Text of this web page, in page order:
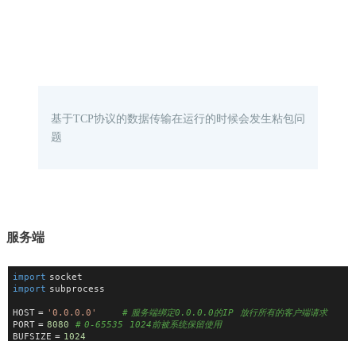
基于TCP协议的数据传输在运行的时候会发生粘包问
题
服务端
import socket
import subprocess
HOST = '0.0.0.0'
# 服务端绑定0.0.0.0的IP  放行所有的客户端请求
PORT = 8080
# 0-65535  1024前被系统保留使用
BUFSIZE = 1024